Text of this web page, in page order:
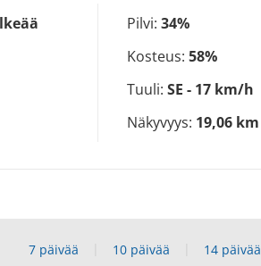
Pilvi: 34%
Kosteus: 58%
Tuuli: SE - 17 km/h
Näkyvyys: 19,06 km
7 päivää 10 päivää 14 päivää